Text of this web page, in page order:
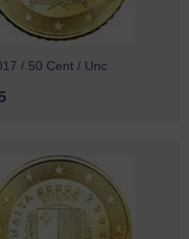
/ 50 Cent / Unc